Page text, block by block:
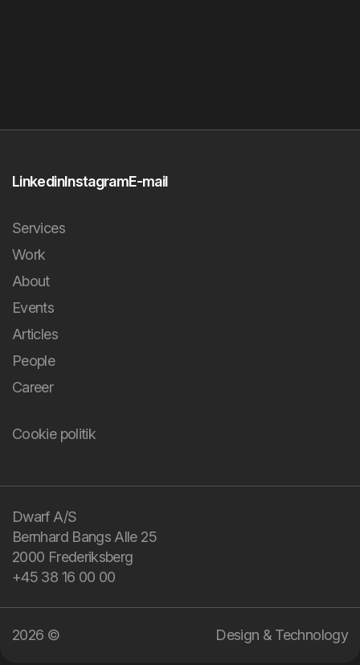
LinkedinInstagramE-mail
Services
Work
About
Events
Articles
People
Career
Cookie politik
Dwarf A/S
Bernhard Bangs Alle 25
2000 Frederiksberg
+45 38 16 00 00
2026 © Design & Technology
challenge and your
domain knowledge.
We bring design and
technology.